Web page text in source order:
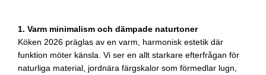
1. Varm minimalism och dämpade naturtoner
Köken 2026 präglas av en varm, harmonisk estetik där
funktion möter känsla. Vi ser en allt starkare efterfrågan för
naturliga material, jordnära färgskalor som förmedlar lugn,